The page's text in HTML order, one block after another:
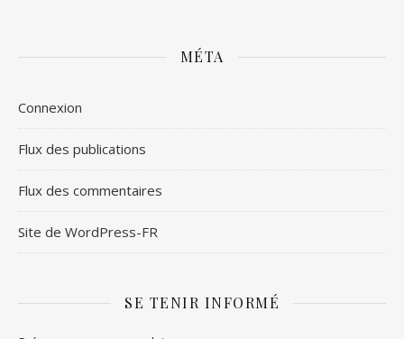
MÉTA
Connexion
Flux des publications
Flux des commentaires
Site de WordPress-FR
SE TENIR INFORMÉ